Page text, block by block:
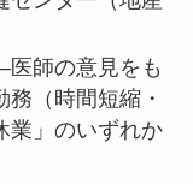
師の意見をも
（時間短縮・
業」のいずれか